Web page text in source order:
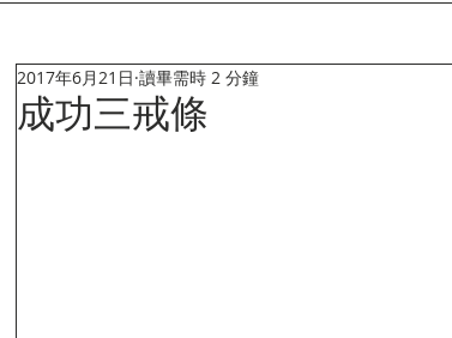
成功三戒條
2017年6月21日 讀畢需時 2 分鐘